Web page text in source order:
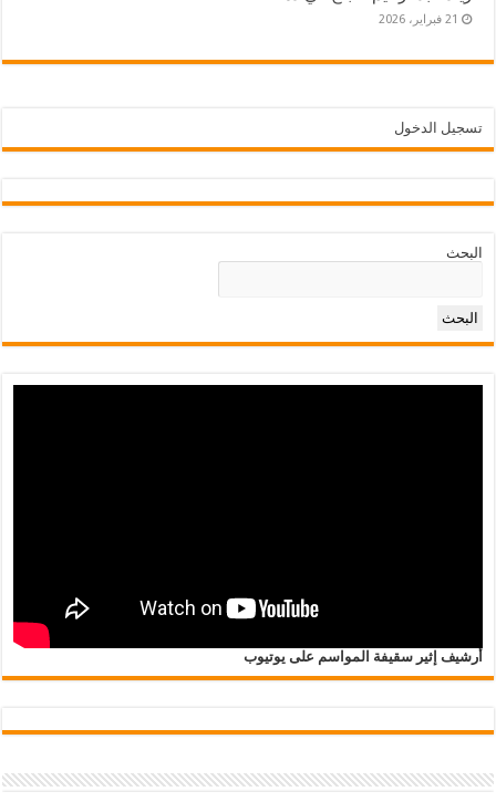
21 فبراير، 2026
تسجيل الدخول
البحث
البحث
أرشيف إثير سقيفة المواسم على يوتيوب